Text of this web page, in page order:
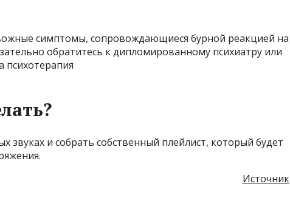
симптомы, сопровождающиеся бурной реакцией на
обратитесь к дипломированному психиатру или
психотерапия
звуках и собрать собственный плейлист, который будет
Источник